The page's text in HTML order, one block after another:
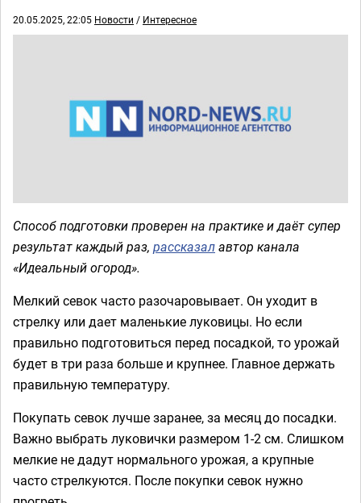
20.05.2025, 22:05 Новости / Интересное
Способ подготовки проверен на практике и даёт супер
результат каждый раз, рассказалавтор канала
«Идеальный огород».
Мелкий севок часто разочаровывает. Он уходит в
стрелку или дает маленькие луковицы. Но если
правильно подготовиться перед посадкой, то урожай
будет в три раза больше и крупнее. Главное держать
правильную температуру.
Покупать севок лучше заранее, за месяц до посадки.
Важно выбрать луковички размером 1-2 см. Слишком
мелкие не дадут нормального урожая, а крупные
часто стрелкуются. После покупки севок нужно